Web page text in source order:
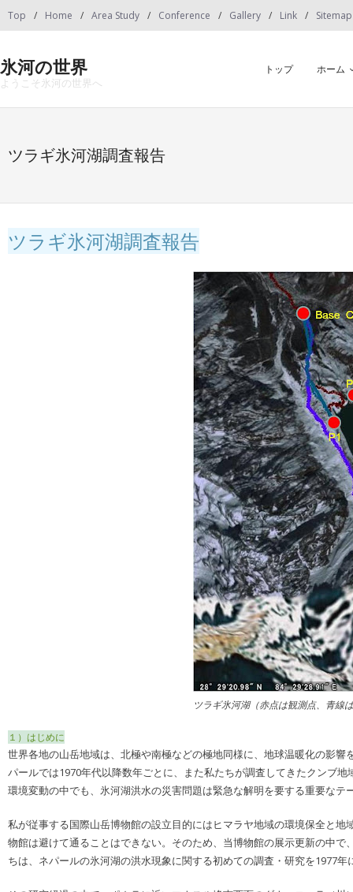
Top Home Area Study Conference Gallery Link Sitemap
氷河の世界
ようこそ氷河の世界へ
トップ ホーム
ツラギ氷河湖調査報告
ツラギ氷河湖調査報告
ツラギ氷河湖（赤点は観測点、青線
１）はじめに
世界各地の山岳地域は、北極や南極などの極地同様に、地球温暖化の影
パールでは1970年代以降数年ごとに、また私たちが調査してきたクンブ
環境変動の中でも、氷河湖洪水の災害問題は緊急な解明を要する重要なテ
私が従事する国際山岳博物館の設立目的にはヒマラヤ地域の環境保全と
物館は避けて通ることはできない。そのため、当博物館の展示更新の中
ちは、ネパールの氷河湖の洪水現象に関する初めての調査・研究を1977